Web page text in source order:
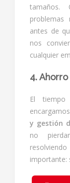
tamaños.
problemas
antes de
nos
cualquier
4.
El
y gestión
no
importante: